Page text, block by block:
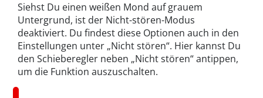
Siehst Du einen weißen Mond auf grauem
Untergrund, ist der Nicht-stören-Modus
deaktiviert. Du findest diese Optionen auch in den
Einstellungen unter „Nicht stören“. Hier kannst Du
den Schieberegler neben „Nicht stören“ antippen,
um die Funktion auszuschalten.